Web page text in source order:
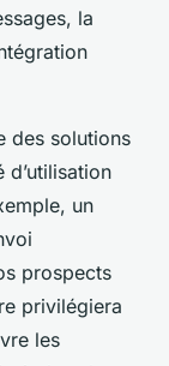
la
des solutions
un
prospects
privilégiera
les